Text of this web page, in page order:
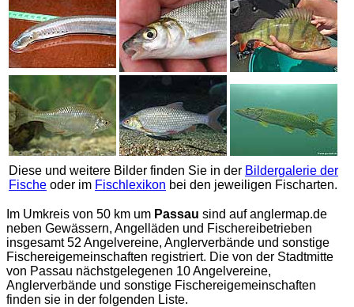
Diese und weitere Bilder finden Sie in der Bildergalerie der
Fische oder im Fischlexikon bei den jeweiligen Fischarten.
Im Umkreis von 50 km um Passau sind aufanglermap.de
neben Gewässern, Angelläden und Fischereibetrieben
insgesamt 52 Angelvereine, Anglerverbände und sonstige
Fischereigemeinschaften registriert. Die von der Stadtmitte
von Passau nächstgelegenen 10 Angelvereine,
Anglerverbände und sonstige Fischereigemeinschaften
finden sie in der folgenden Liste.